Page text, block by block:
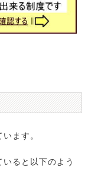
ます。
ると以下のよう